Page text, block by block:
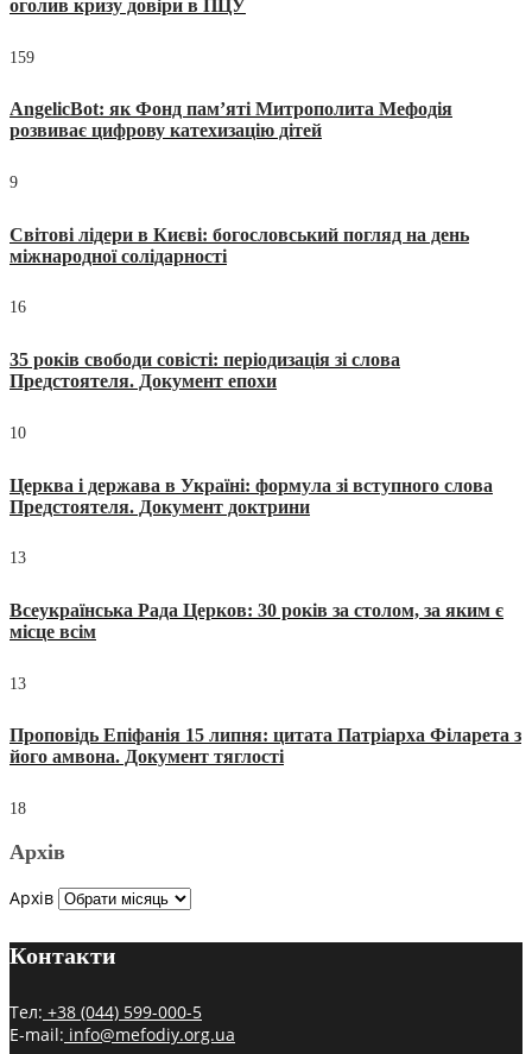
оголив кризу довіри в ПЦУ
159
AngelicBot: як Фонд пам’яті Митрополита Мефодія
розвиває цифрову катехизацію дітей
9
Світові лідери в Києві: богословський погляд на день
міжнародної солідарності
16
35 років свободи совісті: періодизація зі слова
Предстоятеля. Документ епохи
10
Церква і держава в Україні: формула зі вступного слова
Предстоятеля. Документ доктрини
13
Всеукраїнська Рада Церков: 30 років за столом, за яким є
місце всім
13
Проповідь Епіфанія 15 липня: цитата Патріарха Філарета з
його амвона. Документ тяглості
18
Архів
Архів
Контакти
Тел: +38 (044) 599-000-5
E-mail: info@mefodiy.org.ua